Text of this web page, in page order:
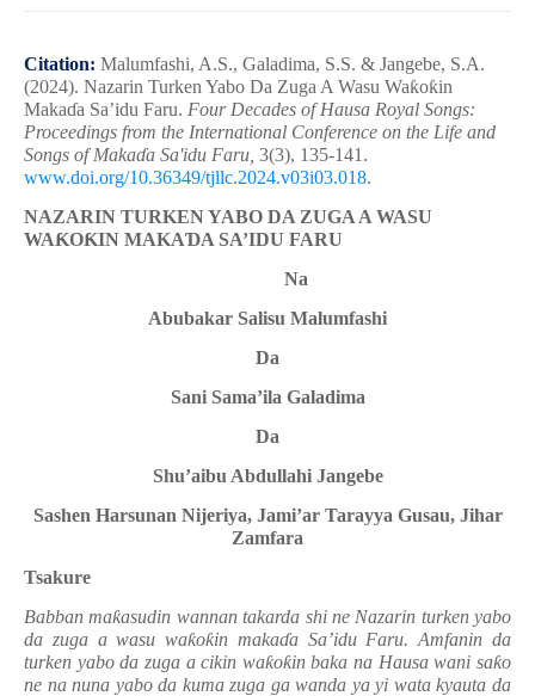
Citation: Malumfashi, A.S., Galadima, S.S. & Jangebe, S.A.
(2024). Nazarin Turken Yabo Da Zuga A Wasu Waƙoƙin
Makaɗa Sa’idu Faru. Four Decades of Hausa Royal Songs:
Proceedings from the International Conference on the Life and
Songs of Makaɗa Sa'idu Faru, 3(3), 135-141.
www.doi.org/10.36349/tjllc.2024.v03i03.018.
NAZARIN TURKEN YABO DA ZUGA A WASU
WAƘOƘIN MAKAƊA SA’IDU FARU
Na
Abubakar Salisu Malumfashi
Da
Sani Sama’ila Galadima
Da
Shu’aibu Abdullahi Jangebe
Sashen Harsunan Nijeriya, Jami’ar Tarayya Gusau, Jihar
Zamfara
Tsakure
Babban maƙasudin wannan takarda shi ne Nazarin turken yabo
da zuga a wasu waƙoƙin makaɗa Sa’idu Faru. Amfanin da
turken yabo da zuga a cikin waƙoƙin baka na Hausa wani saƙo
ne na nuna yabo da kuma zuga ga wanda ya yi wata kyauta da